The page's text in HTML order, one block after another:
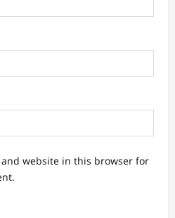
website in this browser for